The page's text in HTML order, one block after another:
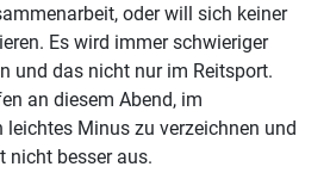
oder will sich keiner
Es wird immer schwieriger
und das nicht nur im Reitsport.
an diesem Abend, im
Minus zu verzeichnen und
nicht besser aus.